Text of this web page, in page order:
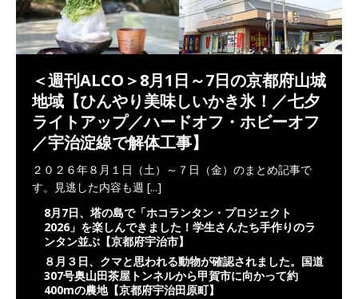
＜週刊ALCO＞8月1日～7日の京都府山城
地域【ひんやり美味しいかき氷！／七夕
ライトアップ／ハードオフ・ホビーオフ
／宇治淀線で解体工事】
２０２６年８月１日（土）～７日（金）のまとめ記事で
す。見逃した内容も週 [...]
8月7日、塔の島で「ホコランタン・プロジェクト
2026」を楽しんできました！学生さんたち手作りのラ
ンタン並ぶ【京都府宇治市】
８月３日、クマと思われる動物が確認されました。国道
307号奥山田茶屋トンネルから甲賀市に向かって約
400mの農地【京都府宇治田原町】